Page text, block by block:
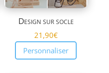
Design sur socle
21,90€
Personnaliser